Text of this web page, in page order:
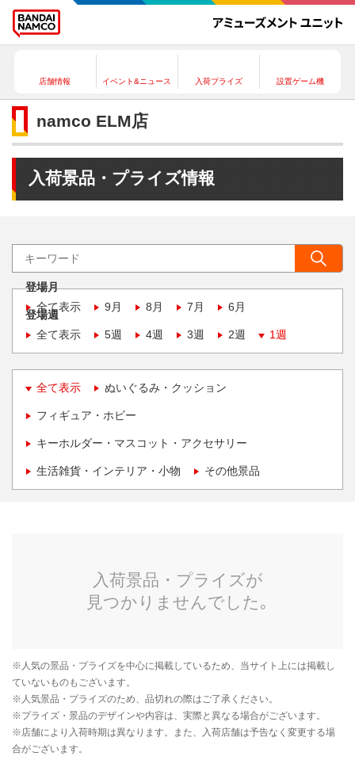
店舗情報 イベント&ニュース 入荷プライズ 設置ゲーム機
namco ELM店
入荷景品・プライズ情報
登場月
全て表示
9月 8月 7月 6月
登場週
全て表示
5週 4週 3週 2週 1週
全て表示 ぬいぐるみ・クッション
フィギュア・ホビー
キーホルダー・マスコット・アクセサリー
生活雑貨・インテリア・小物 その他景品